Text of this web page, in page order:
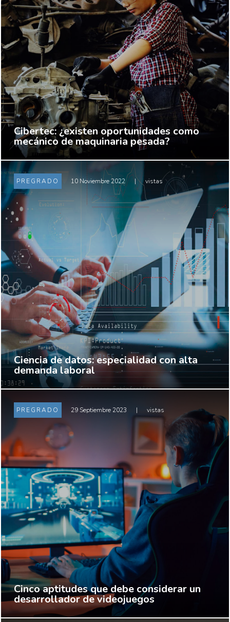
Cibertec: ¿existen oportunidades como
mecánico de maquinaria pesada?
PREGRADO 10 Noviembre 2022 | vistas
Ciencia de datos: especialidad con alta
demanda laboral
PREGRADO 29 Septiembre 2023 | vistas
Cinco aptitudes que debe considerar un
desarrollador de videojuegos